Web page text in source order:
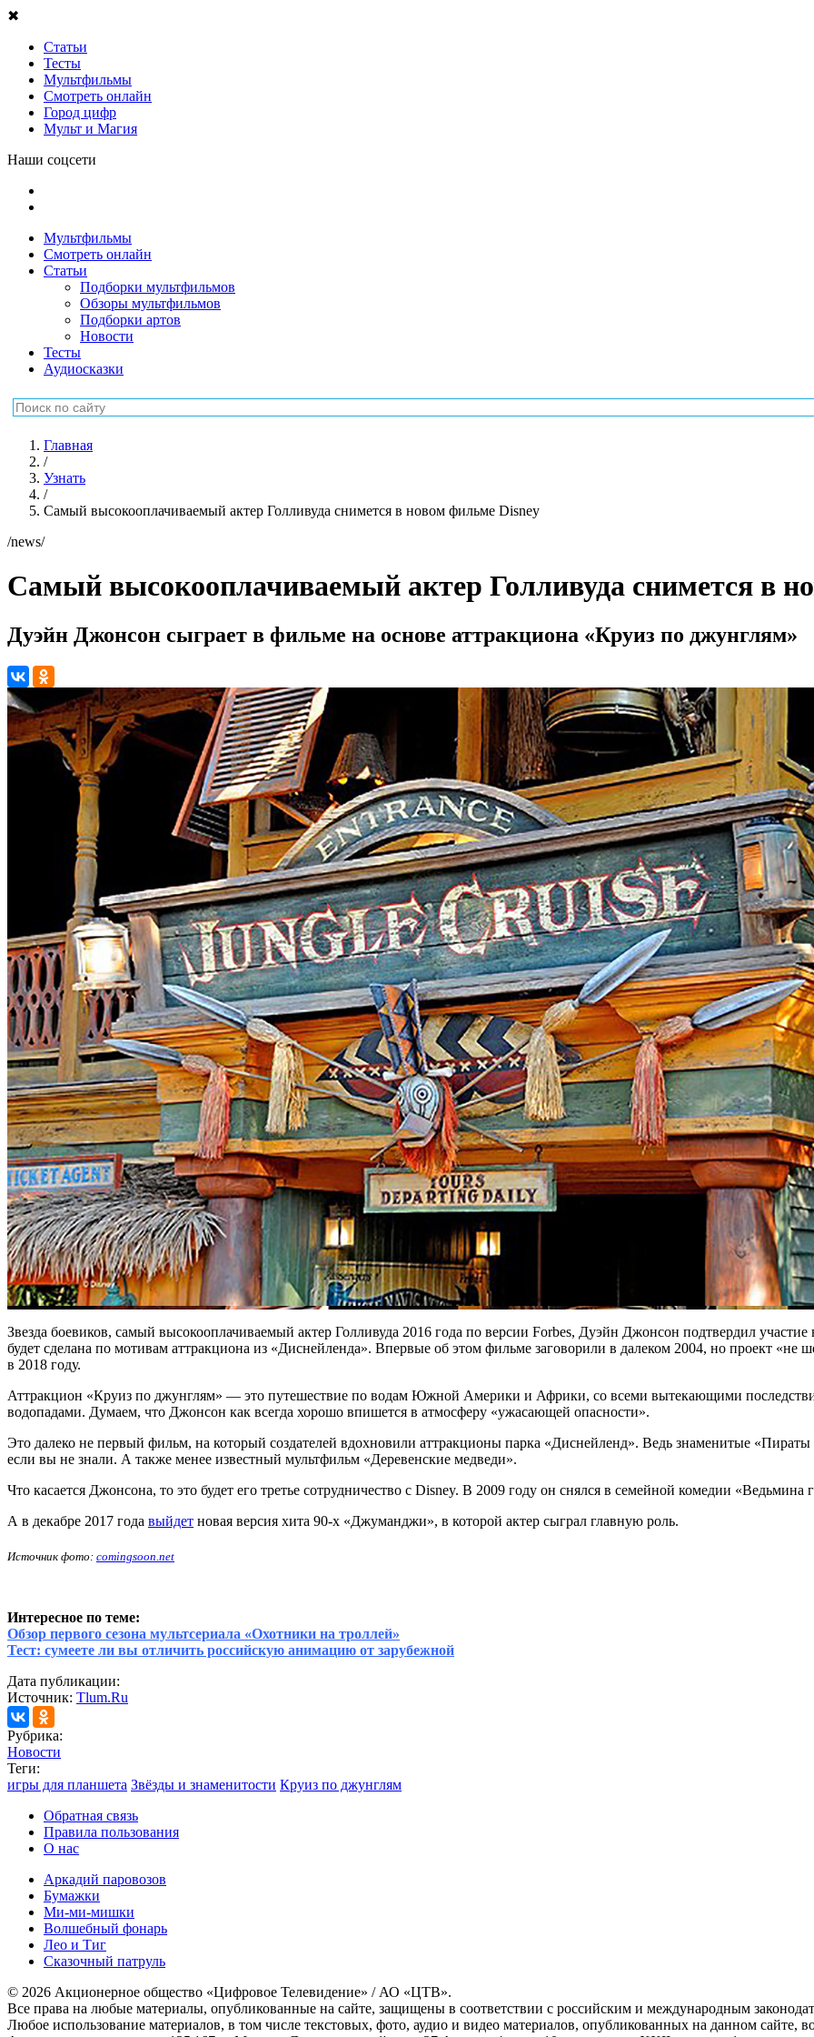
✖
Статьи
Тесты
Мультфильмы
Смотреть онлайн
Город цифр
Мульт и Магия
Наши соцсети
Мультфильмы
Смотреть онлайн
Статьи
Подборки мультфильмов
Обзоры мультфильмов
Подборки артов
Новости
Тесты
Аудиосказки
Главная
/
Узнать
/
Самый высокооплачиваемый актер Голливуда снимется в новом фильме Disney
/news/
Самый высокооплачиваемый актер Голливуда снимется в
Дуэйн Джонсон сыграет в фильме на основе аттракциона «Круиз по джунглям»
Звезда боевиков, самый высокооплачиваемый актер Голливуда 2016 года по версии Forbes, Дуэйн Джонсон подтвердил
будет сделана по мотивам аттракциона из «Диснейленда». Впервые об этом фильме заговорили в далеком 2004, но проект «не
в 2018 году.
Аттракцион «Круиз по джунглям» — это путешествие по водам Южной Америки и Африки, со всеми вытекающими
водопадами. Думаем, что Джонсон как всегда хорошо впишется в атмосферу «ужасающей опасности».
Это далеко не первый фильм, на который создателей вдохновили аттракционы парка «Диснейленд». Ведь знаменитые
если вы не знали. А также менее известный мультфильм «Деревенские медведи».
Что касается Джонсона, то это будет его третье сотрудничество с Disney. В 2009 году он снялся в семейной комедии
А в декабре 2017 года выйдет новая версия хита 90-х «Джуманджи», в которой актер сыграл главную роль.
Источник фото: comingsoon.net
Интересное по теме:
Обзор первого сезона мультсериала «Охотники на троллей»
Тест: сумеете ли вы отличить российскую анимацию от зарубежной
Дата публикации:
Источник: Tlum.Ru
Рубрика:
Новости
Теги:
игры для планшета Звёзды и знаменитости Круиз по джунглям
Обратная связь
Правила пользования
О нас
Аркадий паровозов
Бумажки
Ми-ми-мишки
Волшебный фонарь
Лео и Тиг
Сказочный патруль
© 2026 Акционерное общество «Цифровое Телевидение» / АО «ЦТВ».
Все права на любые материалы, опубликованные на сайте, защищены в соответствии с российским и международным
Любое использование материалов, в том числе текстовых, фото, аудио и видео материалов, опубликованных на данном сайте,